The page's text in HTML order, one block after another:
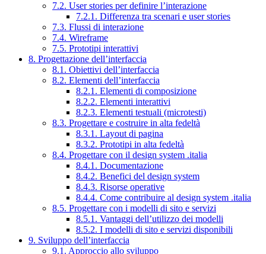
7.2. User stories per definire l’interazione
7.2.1. Differenza tra scenari e user stories
7.3. Flussi di interazione
7.4. Wireframe
7.5. Prototipi interattivi
8. Progettazione dell’interfaccia
8.1. Obiettivi dell’interfaccia
8.2. Elementi dell’interfaccia
8.2.1. Elementi di composizione
8.2.2. Elementi interattivi
8.2.3. Elementi testuali (microtesti)
8.3. Progettare e costruire in alta fedeltà
8.3.1. Layout di pagina
8.3.2. Prototipi in alta fedeltà
8.4. Progettare con il design system .italia
8.4.1. Documentazione
8.4.2. Benefici del design system
8.4.3. Risorse operative
8.4.4. Come contribuire al design system .italia
8.5. Progettare con i modelli di sito e servizi
8.5.1. Vantaggi dell’utilizzo dei modelli
8.5.2. I modelli di sito e servizi disponibili
9. Sviluppo dell’interfaccia
9.1. Approccio allo sviluppo